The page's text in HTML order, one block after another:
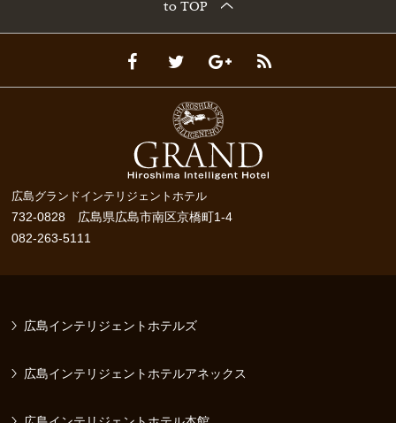
to TOP
広島グランドインテリジェントホテル
732-0828 広島県広島市南区京橋町1-4
082-263-5111
広島インテリジェントホテルズ
広島インテリジェントホテルアネックス